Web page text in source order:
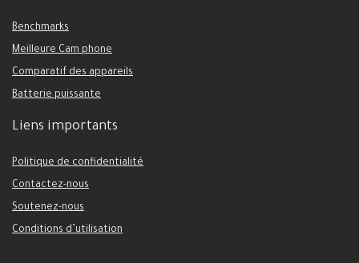
Benchmarks
Meilleure Cam phone
Comparatif des appareils
Batterie puissante
Liens importants
Politique de confidentialité
Contactez-nous
Soutenez-nous
Conditions d’utilisation